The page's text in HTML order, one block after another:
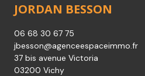
JORDAN BESSON
06 68 30 67 75
jbesson@agenceespaceimmo.fr
37 bis avenue Victoria
03200 Vichy